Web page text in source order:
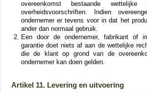
overeenkomst bestaande wettelijke
overheidsvoorschriften. Indien
ondernemer er tevens voor in dat het
ander dan normaal gebruik.
Een door de ondernemer, fabrikant of
garantie doet niets af aan de wettelijke
die de klant op grond van de
ondernemer kan doen gelden.
Artikel 11. Levering en uitvoering